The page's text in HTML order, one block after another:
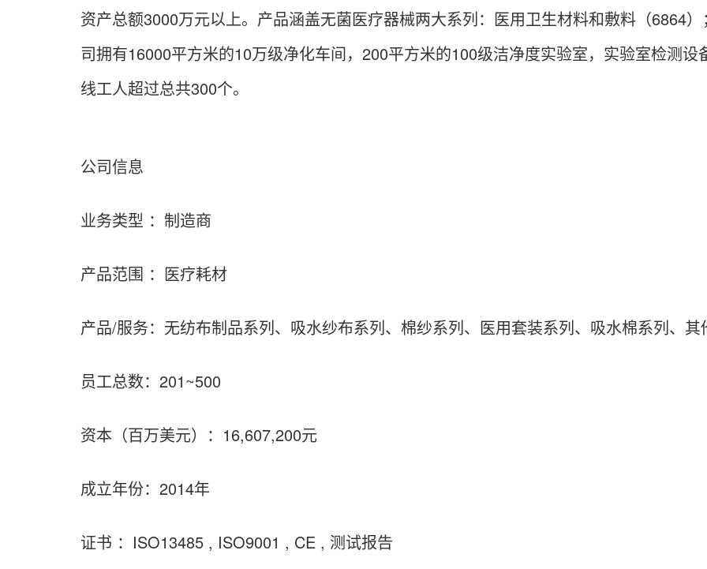
资产总额3000万元以上。产品涵盖无菌医疗器械两大系列：医用卫生材料和敷料（6864
司拥有16000平方米的10万级净化车间，200平方米的100级洁净度实验室，实验室检测
线工人超过总共300个。
公司信息
业务类型 ：制造商
产品范围 ：医疗耗材
产品/服务：无纺布制品系列、吸水纱布系列、棉纱系列、医用套装系列、吸水棉系列、其
员工总数：201~500
资本（百万美元）：16,607,200元
成立年份：2014年
证书 ：ISO13485 , ISO9001 , CE , 测试报告